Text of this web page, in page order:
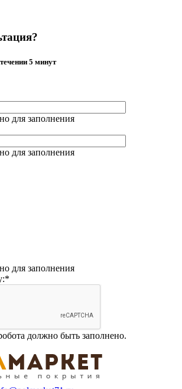
5 минут
для заполнения
для заполнения
для заполнения
*
должно быть заполнено.